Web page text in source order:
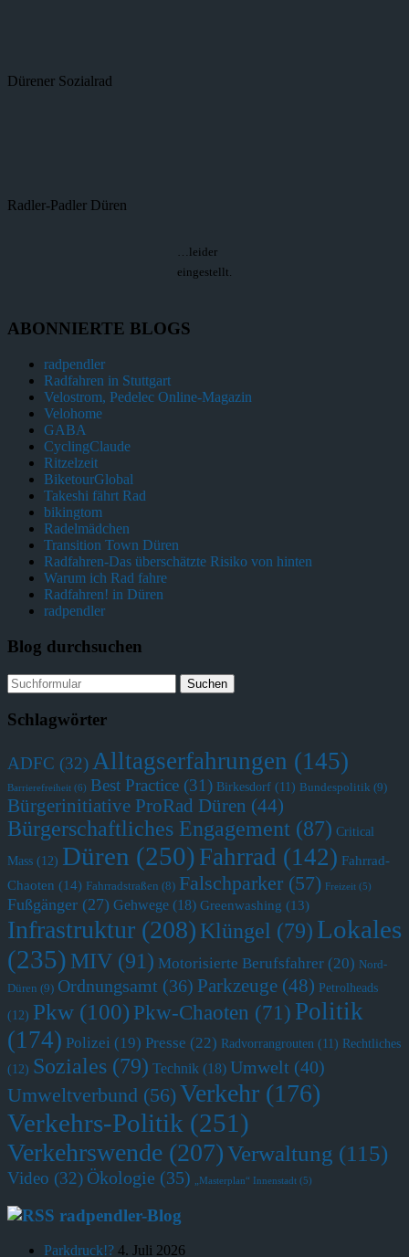
Dürener Sozialrad
Radler-Padler Düren
…leider
eingestellt.
ABONNIERTE BLOGS
radpendler
Radfahren in Stuttgart
Velostrom, Pedelec Online-Magazin
Velohome
GABA
CyclingClaude
Ritzelzeit
BiketourGlobal
Takeshi fährt Rad
bikingtom
Radelmädchen
Transition Town Düren
Radfahren-Das überschätzte Risiko von hinten
Warum ich Rad fahre
Radfahren! in Düren
radpendler
Blog durchsuchen
Schlagwörter
ADFC (32)Alltagserfahrungen (145)
Barrierefreiheit (6) Best Practice (31) Birkesdorf (11) Bundespolitik (9)
Bürgerinitiative ProRad Düren (44)
Bürgerschaftliches Engagement (87) Critical
Mass (12) Düren (250) Fahrrad (142) Fahrrad-
Chaoten (14) Fahrradstraßen (8) Falschparker (57) Freizeit (5)
Fußgänger (27) Gehwege (18) Greenwashing (13)
Infrastruktur (208) Klüngel (79) Lokales
(235) MIV (91) Motorisierte Berufsfahrer (20) Nord-
Düren (9) Ordnungsamt (36) Parkzeuge (48) Petrolheads
(12) Pkw (100) Pkw-Chaoten (71) Politik
(174) Polizei (19) Presse (22) Radvorrangrouten (11) Rechtliches
(12) Soziales (79) Technik (18) Umwelt (40)
Umweltverbund (56)Verkehr (176)
Verkehrs-Politik (251)
Verkehrswende (207)Verwaltung (115)
Video (32) Ökologie (35) „Masterplan“ Innenstadt (5)
radpendler-Blog
Parkdruck!? 4. Juli 2026